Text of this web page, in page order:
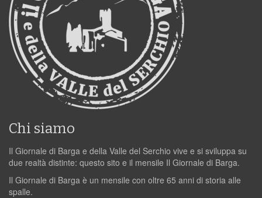
Chi siamo
Il Giornale di Barga e della Valle del Serchio vive e si sviluppa su
due realtà distinte: questo sito e il mensile Il Giornale di Barga.
Il Giornale di Barga è un mensile con oltre 65 anni di storia alle
spalle.